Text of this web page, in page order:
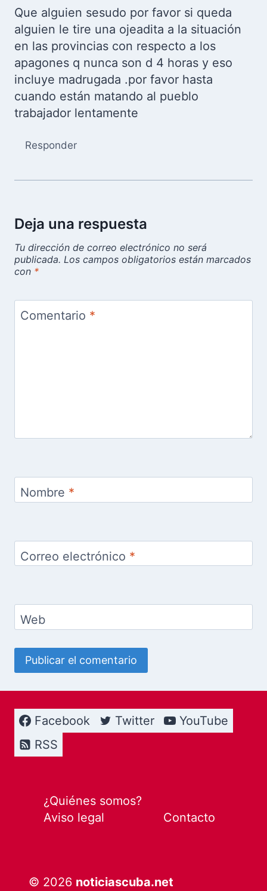
Que alguien sesudo por favor si queda
alguien le tire una ojeadita a la situación
en las provincias con respecto a los
apagones q nunca son d 4 horas y eso
incluye madrugada .por favor hasta
cuando están matando al pueblo
trabajador lentamente
Responder
Deja una respuesta
Tu dirección de correo electrónico no será
publicada. Los campos obligatorios están marcados
con *
Comentario *
Nombre *
Correo electrónico *
Web
Facebook Twitter
YouTube
RSS
¿Quiénes somos?
Aviso legal
Contacto
© 2026 noticiascuba.net